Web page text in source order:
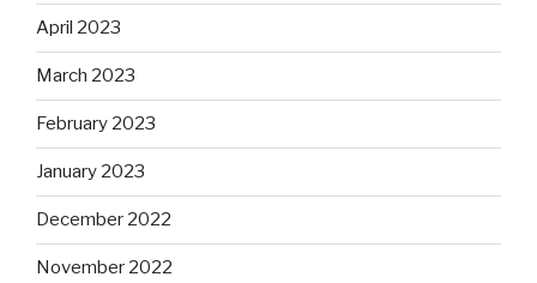
April 2023
March 2023
February 2023
January 2023
December 2022
November 2022